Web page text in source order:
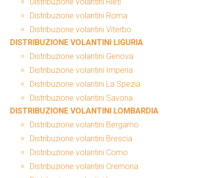
Distribuzione volantini Roma
Distribuzione volantini Viterbo
DISTRIBUZIONE VOLANTINI LIGURIA
Distribuzione volantini Genova
Distribuzione volantini Imperia
Distribuzione volantini La Spezia
Distribuzione volantini Savona
DISTRIBUZIONE VOLANTINI LOMBARDIA
Distribuzione volantini Bergamo
Distribuzione volantini Brescia
Distribuzione volantini Como
Distribuzione volantini Cremona